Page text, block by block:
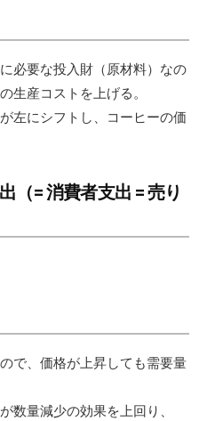
必要な投入財（原材料）なの
生産コストを上げる。
左にシフトし、コーヒーの価
（= 消費者支出 = 売り
で、価格が上昇しても需要量
数量減少の効果を上回り、